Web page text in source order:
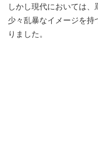
しかし現代においては
少々乱暴なイメージを持
りました。